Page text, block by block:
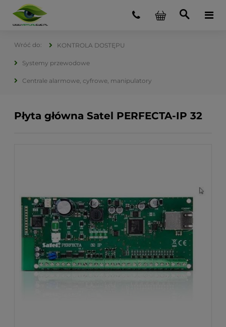
KONTROLA DOSTĘPU
Systemy przewodowe
Centrale alarmowe, cyfrowe, manipulatory
Płyta główna Satel PERFECTA-IP 32